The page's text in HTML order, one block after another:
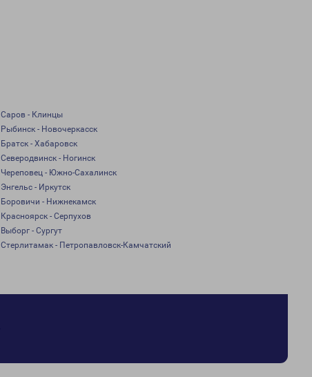
Саров - Клинцы
Рыбинск - Новочеркасск
Братск - Хабаровск
Северодвинск - Ногинск
Череповец - Южно-Сахалинск
Энгельс - Иркутск
Боровичи - Нижнекамск
Красноярск - Серпухов
Выборг - Сургут
Стерлитамак - Петропавловск-Камчатский